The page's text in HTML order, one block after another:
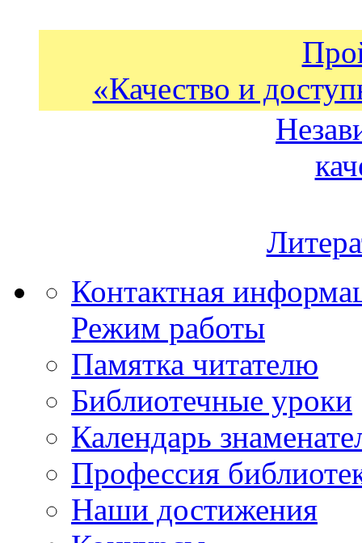
«Качество и
Контактная
Режим работы
Памятка читателю
Библиотечные уроки
Календарь
Профессия
Наши достижения